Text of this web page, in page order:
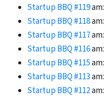
Startup BBQ #119
Startup BBQ #118
Startup BBQ #117
Startup BBQ #116
Startup BBQ #115
Startup BBQ #113
Startup BBQ #112